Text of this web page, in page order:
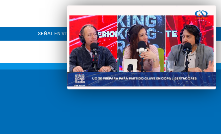
SEÑAL EN VIVO CONTACTO LÍNEA EDITORIAL